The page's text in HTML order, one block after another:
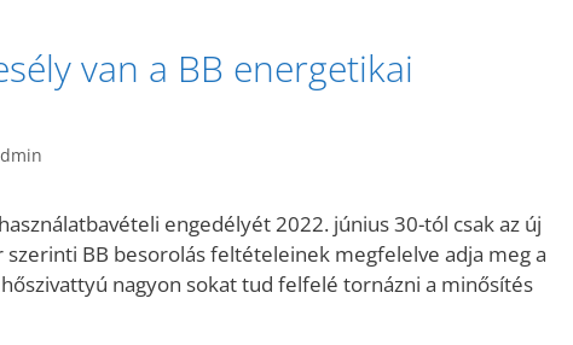
van a BB energetikai
engedélyét 2022. június 30-tól csak az új
BB besorolás feltételeinek megfelelve adja meg a
nagyon sokat tud felfelé tornázni a minősítés